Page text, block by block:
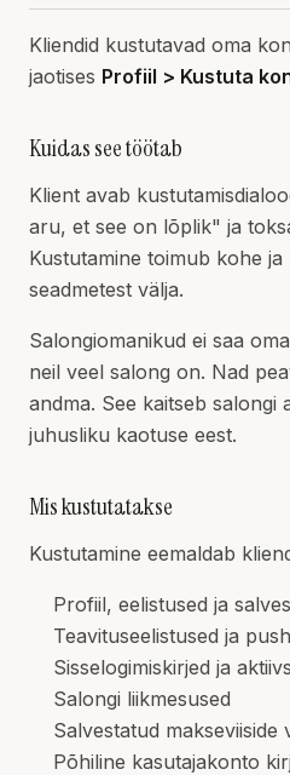
Kliendid kustutavad oma
jaotises Profiil > Kustuta
Kuidas see töötab
Klient avab
aru, et see on lõplik" ja
Kustutamine toimub kohe
seadmetest välja.
Salongiomanikud ei saa
neil veel salong on. Nad
andma. See kaitseb salongi
juhusliku kaotuse eest.
Mis kustutatakse
Kustutamine eemaldab
Profiil, eelistused ja
Teavituseelistused ja
Sisselogimiskirjed ja
Salongi liikmesused
Salvestatud makseviiside
Põhiline kasutajakonto